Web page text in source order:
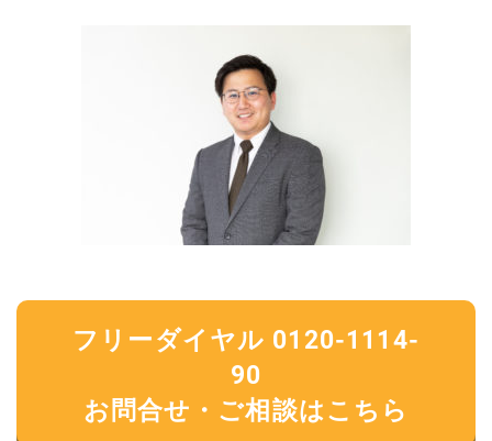
フリーダイヤル 0120-1114-
90
お問合せ・ご相談はこちら